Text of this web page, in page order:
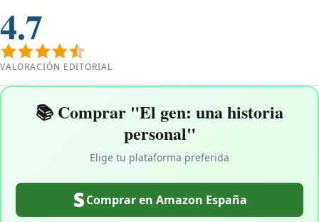
4.7
VALORACIÓN EDITORIAL
📚 Comprar "El gen: una historia
personal"
Elige tu plataforma preferida
Comprar en Amazon España